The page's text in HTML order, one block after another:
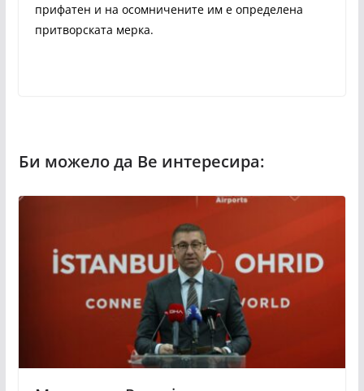
прифатен и на осомничените им е определена
притворската мерка.